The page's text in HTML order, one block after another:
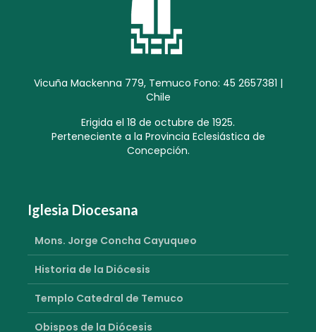
Vicuña Mackenna 779, Temuco Fono: 45 2657381 |
Chile
Erigida el 18 de octubre de 1925.
Perteneciente a la Provincia Eclesiástica de
Concepción.
Iglesia Diocesana
Mons. Jorge Concha Cayuqueo
Historia de la Diócesis
Templo Catedral de Temuco
Obispos de la Diócesis